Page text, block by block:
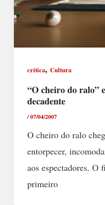
crítica, Cultura
“O cheiro do ralo”
decadente
/07/04/2007
O cheiro do ralo
entorpecer,
aos espectadores. O
primeiro